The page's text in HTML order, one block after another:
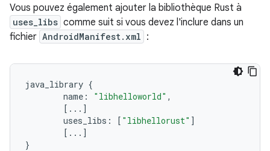
Vous pouvez également ajouter la bibliothèque Rust à
uses_libs comme suit si vous devez l'inclure dans un
fichier AndroidManifest.xml :
java_library {
name : "libhelloworld" ,
[ .. .]
uses_libs : [ "libhellorust" ]
[ .. .]
}